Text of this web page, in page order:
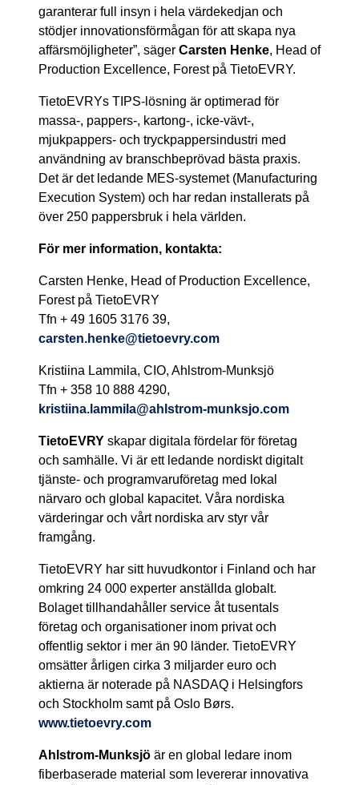
garanterar full insyn i hela värdekedjan och
stödjer innovationsförmågan för att skapa nya
affärsmöjligheter”, säger Carsten Henke, Head of
Production Excellence, Forest på TietoEVRY.
TietoEVRYs TIPS-lösning är optimerad för
massa-, pappers-, kartong-, icke-vävt-,
mjukpappers- och tryckpappersindustri med
användning av branschbeprövad bästa praxis.
Det är det ledande MES-systemet (Manufacturing
Execution System) och har redan installerats på
över 250 pappersbruk i hela världen.
För mer information, kontakta:
Carsten Henke, Head of Production Excellence,
Forest på TietoEVRY
Tfn + 49 1605 3176 39,
carsten.henke@tietoevry.com
Kristiina Lammila, CIO, Ahlstrom-Munksjö
Tfn + 358 10 888 4290,
kristiina.lammila@ahlstrom-munksjo.com
TietoEVRY skapar digitala fördelar för företag
och samhälle. Vi är ett ledande nordiskt digitalt
tjänste- och programvaruföretag med lokal
närvaro och global kapacitet. Våra nordiska
värderingar och vårt nordiska arv styr vår
framgång.
TietoEVRY har sitt huvudkontor i Finland och har
omkring 24 000 experter anställda globalt.
Bolaget tillhandahåller service åt tusentals
företag och organisationer inom privat och
offentlig sektor i mer än 90 länder. TietoEVRY
omsätter årligen cirka 3 miljarder euro och
aktierna är noterade på NASDAQ i Helsingfors
och Stockholm samt på Oslo Børs.
www.tietoevry.com
Ahlstrom-Munksjö är en global ledare inom
fiberbaserade material som levererar innovativa